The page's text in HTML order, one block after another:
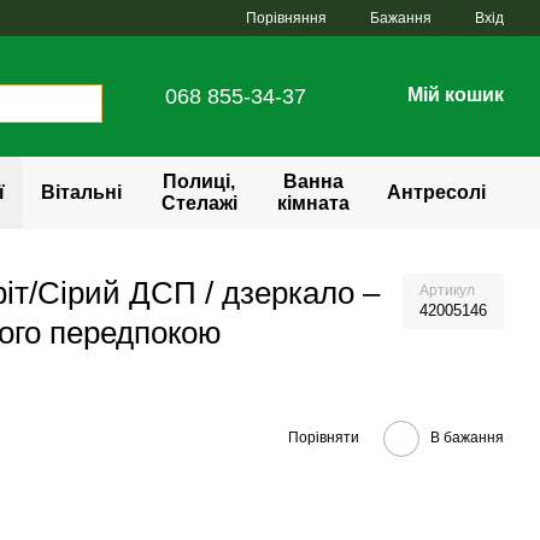
Порівняння Бажання Вхід
068 855-34-37 Мій кошик
Вітальні
Полиці,
Стелажі
Ванна
кімната
Антресолі
Сірий ДСП / дзеркало –
передпокою
Артикул
42005146
Порівняти В бажання